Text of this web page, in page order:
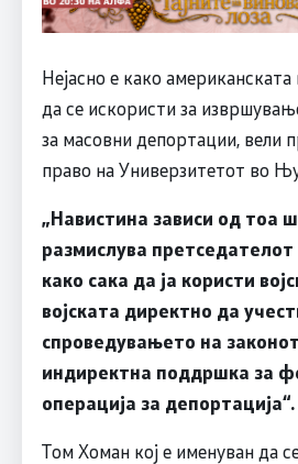
Нејасно е како
да се искористи за
за масовни депортации, вели
право на Универзитетот во
„Навистина зависи од тоа
размислува
како сака да ја користи
војската директно да
спроведувањето на
индиректна поддршка за
операција за депортација“.
Том Хоман кој е именуван да